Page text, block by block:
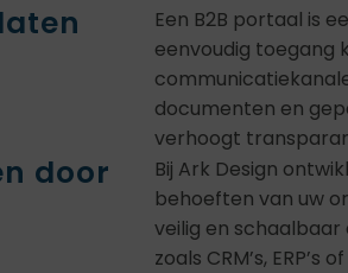
Een B2B portaal is
eenvoudig toegang
documenten en
verhoogt
door
Bij Ark Design
behoeften van uw
veilig en
zoals CRM’s,